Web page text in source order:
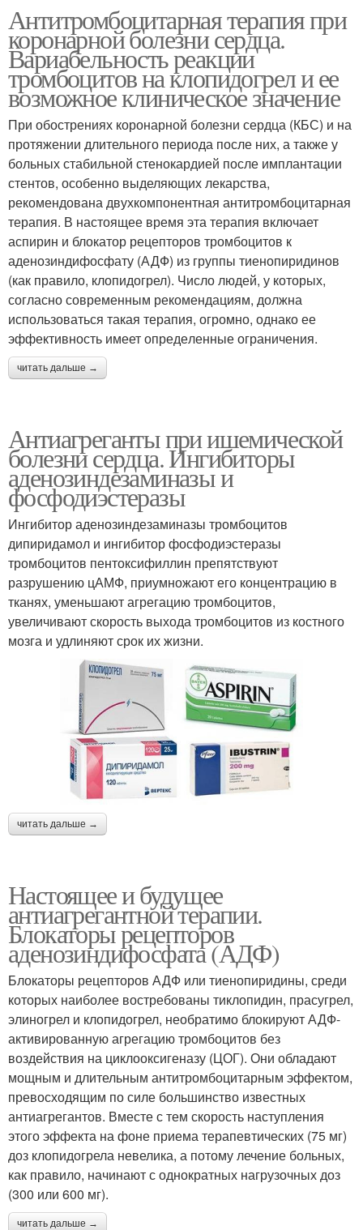
Антитромбоцитарная терапия при
коронарной болезни сердца.
Вариабельность реакции
тромбоцитов на клопидогрел и ее
возможное клиническое значение
При обострениях коронарной болезни сердца (КБС) и на
протяжении длительного периода после них, а также у
боль­ных стабильной стенокардией после имплантации
стентов, особенно выделяющих лекарства,
рекомендована двухкомпо­нентная антитромбоцитарная
терапия. В настоящее время эта терапия включает
аспирин и блокатор рецепторов тромбоци­тов к
аденозиндифосфату (АДФ) из группы тиенопиридинов
(как правило, клопидогрел). Число людей, у которых,
согласно современным рекомендациям, должна
использоваться такая терапия, огромно, однако ее
эффективность имеет опреде­ленные ограничения.
читать дальше →
Антиагреганты при ишемической
болезни сердца. Ингибиторы
аденозиндезаминазы и
фосфодиэстеразы
Ингибитор аденозиндезаминазы тромбоцитов
дипиридамол и ингибитор фосфодиэстеразы
тромбоцитов пентоксифиллин препятствуют
разрушению цАМФ, приумножают его концентрацию в
тканях, уменьшают агрегацию тромбоцитов,
увеличивают скорость выхода тромбоцитов из костного
мозга и удлиняют срок их жизни.
читать дальше →
Настоящее и будущее
антиагрегантной терапии.
Блокаторы рецепторов
аденозиндифосфата (АДФ)
Блокаторы рецепторов АДФ или тиенопиридины, среди
которых наиболее востребованы тиклопидин, прасугрел,
элиногрел и клопидогрел, необратимо блокируют АДФ-
активированную агрегацию тромбоцитов без
воздействия на циклооксигеназу (ЦОГ). Они обладают
мощным и длительным антитромбоцитарным эффектом,
превосходящим по силе большинство известных
антиагрегантов. Вместе с тем скорость наступления
этого эффекта на фоне приема терапевтических (75 мг)
доз клопидогрела невелика, а потому лечение больных,
как правило, начинают с однократных нагрузочных доз
(300 или 600 мг).
читать дальше →